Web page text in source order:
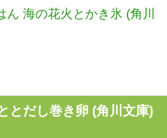
ん 海の花火とかき氷 (角川
とだし巻き卵 (角川文庫)